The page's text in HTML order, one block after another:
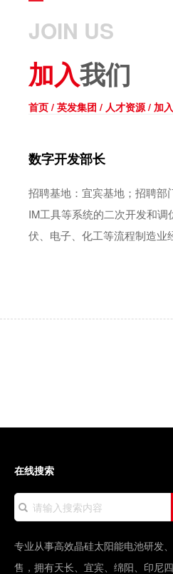
JOIN US
加入我们
首页 /英发集团 / 人才资源/ 加
数字开发部长
招聘基地：宜宾基地；招聘部
IM工具等系统的二次开发和
伏、电子、化工等流程制造业
在线搜索
专业从事高效晶硅太阳能电池研发
售，拥有天长、宜宾、绵阳、印尼